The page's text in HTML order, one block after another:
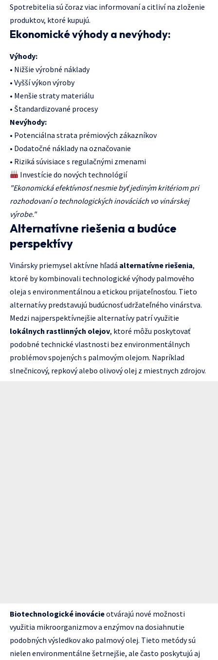
Spotrebitelia sú čoraz viac informovaní a citliví na zloženie
produktov, ktoré kupujú.
Ekonomické výhody a nevýhody:
Výhody:
• Nižšie výrobné náklady
• Vyšší výkon výroby
• Menšie straty materiálu
• Štandardizované procesy
Nevýhody:
• Potenciálna strata prémiových zákazníkov
• Dodatočné náklady na označovanie
• Riziká súvisiace s regulačnými zmenami
Investície do nových technológií
"Ekonomická efektívnosť nesmie byť jediným kritériom pri
rozhodovaní o technologických inováciách vo vinárskej
výrobe."
Alternatívne riešenia a budúce
perspektívy
Vinársky priemysel aktívne hľadá alternatívne riešenia,
ktoré by kombinovali technologické výhody palmového
oleja s environmentálnou a etickou prijateľnosťou. Tieto
alternatívy predstavujú budúcnosť udržateľného vinárstva.
Medzi najperspektívnejšie alternatívy patrí využitie
lokálnych rastlinných olejov, ktoré môžu poskytovať
podobné technické vlastnosti bez environmentálnych
problémov spojených s palmovým olejom. Napríklad
slnečnicový, repkový alebo olivový olej z miestnych zdrojov.
Biotechnologické inovácieotvárajú nové možnosti
využitia mikroorganizmov a enzýmov na dosiahnutie
podobných výsledkov ako palmový olej. Tieto metódy sú
nielen environmentálne šetrnejšie, ale často poskytujú aj